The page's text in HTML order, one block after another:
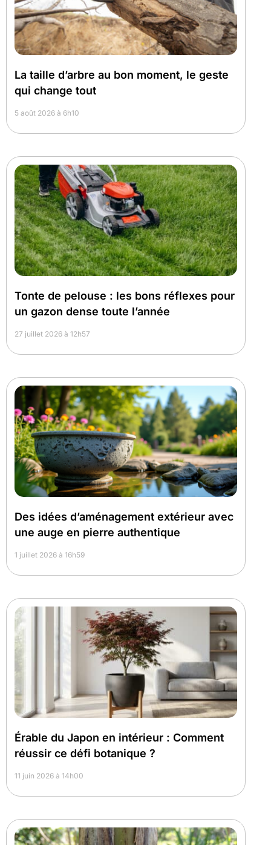
La taille d’arbre au bon moment, le geste
qui change tout
5 août 2026 à 6h10
Tonte de pelouse : les bons réflexes pour
un gazon dense toute l’année
27 juillet 2026 à 12h57
Des idées d’aménagement extérieur avec
une auge en pierre authentique
1 juillet 2026 à 16h59
Érable du Japon en intérieur : Comment
réussir ce défi botanique ?
11 juin 2026 à 14h00